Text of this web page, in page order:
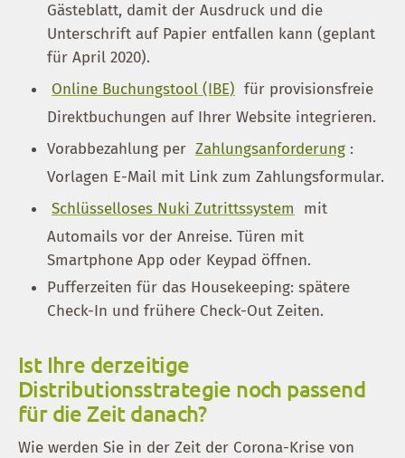
Gästeblatt, damit der Ausdruck und die
Unterschrift auf Papier entfallen kann (geplant
für April 2020).
Online Buchungstool (IBE) für provisionsfreie
Direktbuchungen auf Ihrer Website integrieren.
Vorabbezahlung per Zahlungsanforderung :
Vorlagen E-Mail mit Link zum Zahlungsformular.
Schlüsselloses Nuki Zutrittssystem
mit
Automails vor der Anreise. Türen mit
Smartphone App oder Keypad öffnen.
Pufferzeiten für das Housekeeping: spätere
Check-In und frühere Check-Out Zeiten.
Ist Ihre derzeitige
Distributionsstrategie noch passend
für die Zeit danach?
Wie werden Sie in der Zeit der Corona-Krise von